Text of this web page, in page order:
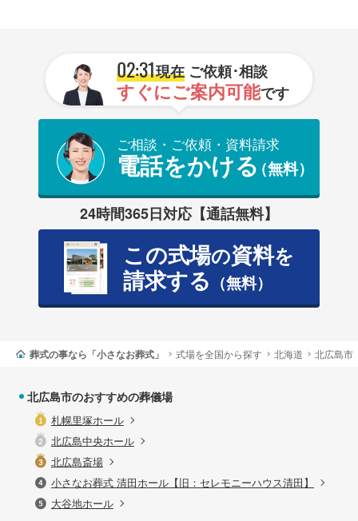
02:31現在ご依頼･相談
すぐにご案内可能です
ご相談・ご依頼・資料請求
電話をかける（無料）
24時間365日対応【通話無料】
この式場の資料を
請求する （無料）
葬式の事なら「小さなお葬式」 式場を全国から探す 北海道 北広島市
北広島市のおすすめの葬儀場
札幌里塚ホール
北広島中央ホール
北広島斎場
小さなお葬式 清田ホール【旧：セレモニーハウス清田】
大谷地ホール